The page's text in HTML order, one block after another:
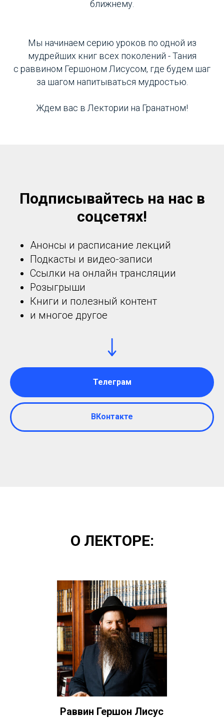
ближнему.
Мы начинаем серию уроков по одной из
мудрейших книг всех поколений - Тания
с раввином Гершоном Лисусом, где будем шаг
за шагом напитываться мудростью.
Ждем вас в Лектории на Гранатном!
Подписывайтесь на нас в
соцсетях!
Анонсы и расписание лекций
Подкасты и видео-записи
Ссылки на онлайн трансляции
Розыгрыши
Книги и полезный контент
и многое другое
Телеграм
ВКонтакте
О ЛЕКТОРЕ:
Раввин Гершон Лисус